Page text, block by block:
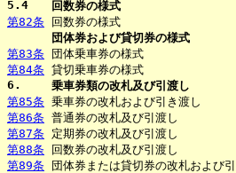
5.4
回数券の様式
第82条
回数券の様式
団体券および貸切券の様式
第83条
団体乗車券の様式
第84条 貸切乗車券の様式
6.
乗車券類の改札及び引渡し
第85条 乗車券の改札および引き渡し
第86条 普通券の改札及び引渡し
第87条 定期券の改札及び引渡し
第88条
回数券の改札及び引渡し
第89条
団体券または貸切券の改札および